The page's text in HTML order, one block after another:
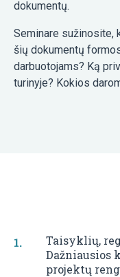
dokumentų.
Seminare sužinosite,
šių dokumentų
darbuotojams? Ką
turinyje? Kokios
Taisyklių,
Dažniausios
projektų